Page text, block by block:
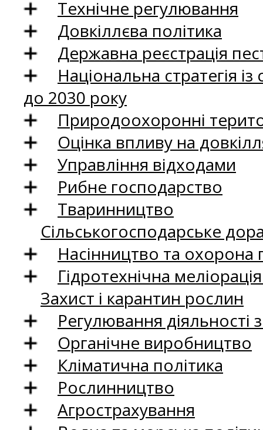
Технічне регулювання
Довкіллєва політика
Державна реєстрація
Національна стратегія
до 2030 року
Природоохоронні
Оцінка впливу на
Управління відходами
Рибне господарство
Тваринництво
Сільськогосподарське
Насінництво та
Гідротехнічна
Захист і карантин рослин
Регулювання
Органічне виробництво
Кліматична політика
Рослинництво
Агрострахування